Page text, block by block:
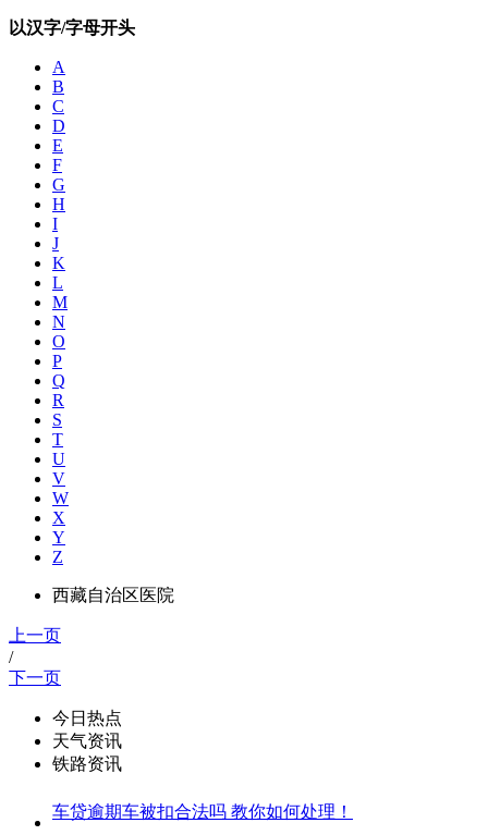
以汉字/字母开头
A
B
C
D
E
F
G
H
I
J
K
L
M
N
O
P
Q
R
S
T
U
V
W
X
Y
Z
西藏自治区医院
上一页
/
下一页
今日热点
天气资讯
铁路资讯
车贷逾期车被扣合法吗 教你如何处理！